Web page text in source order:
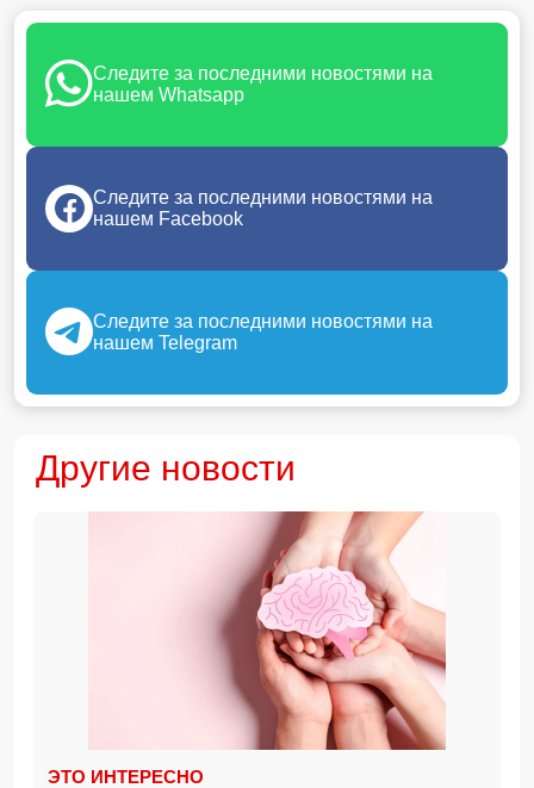
Следите за последними новостями на
нашем Whatsapp
Следите за последними новостями на
нашем Facebook
Следите за последними новостями на
нашем Telegram
Другие новости
ЭТО ИНТЕРЕСНО